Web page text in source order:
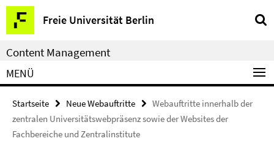
Freie Universität Berlin
Service-
Navigation
Content Management
MENÜ
Startseite Neue Webauftritte
Webauftritte innerhalb der
zentralen Universitätswebpräsenz sowie der Websites der
Fachbereiche und Zentralinstitute